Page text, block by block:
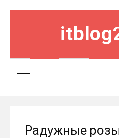
Радужные